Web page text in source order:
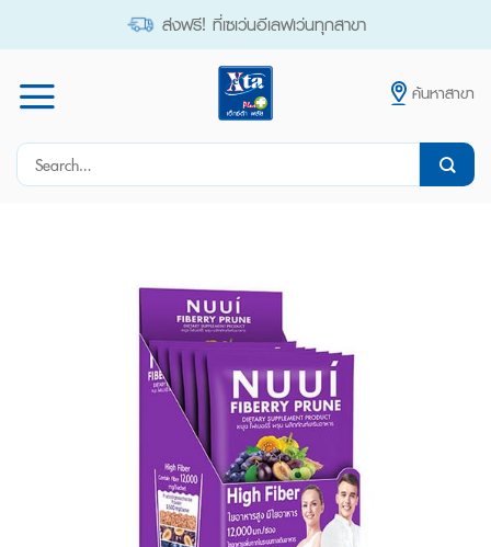
ส่งฟรี! ที่เซเว่นอีเลฟเว่นทุกสาขา
ค้นหาสาขา
Search